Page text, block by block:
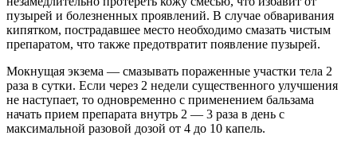
пузырей и болезненных проявлений. В случае обваривания
кипятком, пострадавшее место необходимо смазать чистым
препаратом, что также предотвратит появление пузырей.
Мокнущая экзема — смазывать пораженные участки тела 2
раза в сутки. Если через 2 недели существенного улучшения
не наступает, то одновременно с применением бальзама
начать прием препарата внутрь 2 — 3 раза в день с
максимальной разовой дозой от 4 до 10 капель.